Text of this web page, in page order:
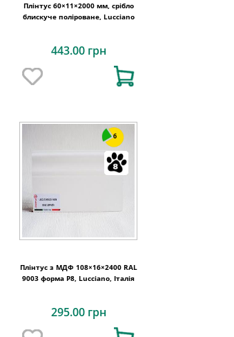
Плінтус 60×11×2000 мм, срібло
блискуче поліроване, Lucciano
443.00 грн
6
Плінтус з МДФ 108×16×2400 RAL
9003 форма P8, Lucciano, Італія
295.00 грн